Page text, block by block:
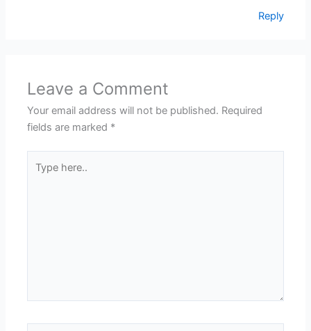
Reply
Leave a Comment
Your email address will not be published. Required
fields are marked *
here..